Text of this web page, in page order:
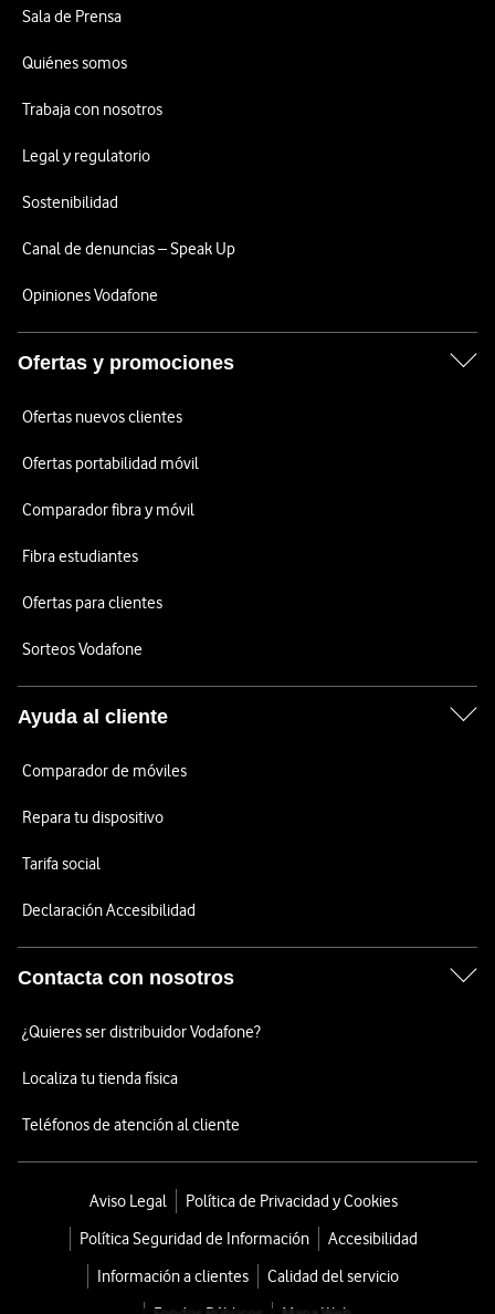
Sala de Prensa
Quiénes somos
Trabaja con nosotros
Legal y regulatorio
Sostenibilidad
Canal de denuncias – Speak Up
Opiniones Vodafone
Ofertas y promociones
Ofertas nuevos clientes
Ofertas portabilidad móvil
Comparador fibra y móvil
Fibra estudiantes
Ofertas para clientes
Sorteos Vodafone
Ayuda al cliente
Comparador de móviles
Repara tu dispositivo
Tarifa social
Declaración Accesibilidad
Contacta con nosotros
¿Quieres ser distribuidor Vodafone?
Localiza tu tienda física
Teléfonos de atención al cliente
Aviso Legal
Política de Privacidad y Cookies
Política Seguridad de Información
Accesibilidad
Información a clientes
Calidad del servicio